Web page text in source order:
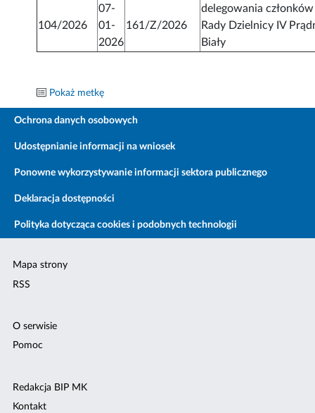
104/2026
07-
01-
2026
161/Z/2026
delegowania członków
Rady Dzielnicy IV
Biały
Pokaż metkę
Ochrona danych osobowych
Udostępnianie informacji na wniosek
Ponowne wykorzystywanie informacji sektora publicznego
Deklaracja dostępności
Polityka dotycząca cookies i podobnych technologii
Mapa strony
RSS
O serwisie
Pomoc
Redakcja BIP MK
Kontakt